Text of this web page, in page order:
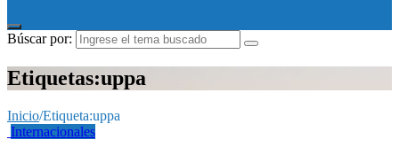
Búscar por:
Etiquetas:uppa
Inicio/Etiqueta:uppa
Internacionales